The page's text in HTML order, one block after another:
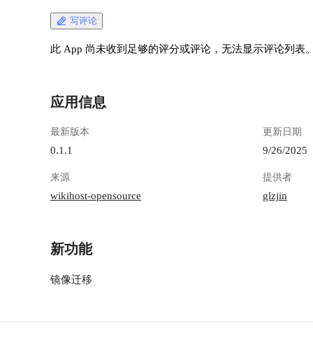
[image.png](https://lzc-playground-
1301583638.cos.ap-
chengdu.myqcloud.com/guidelines/496/49fb067e-
chengdu.myqcloud.com/guidelines/496/2f281e9e-
是最核心的功能区，也是我们进行网络测试的主
要阵地 ![image.png](https://lzc-playground-
chengdu.myqcloud.com/guidelines/496/af676fb4-
626e-42ae-a38b-3cd4b265fdb2.png "image.png")
chengdu.myqcloud.com/guidelines/496/becdc570-
iPerf3 是一个专业的带宽测试工具。通常需要你
试。 ![image.png](https://lzc-playground-
写评论
此 App 尚未收到足够的评分或评论，无法显示评论列表
应用信息
最新版本
0.1.1
更新日期
9/26/2025
来源
wikihost-opensource
提供者
glzjin
新功能
镜像迁移